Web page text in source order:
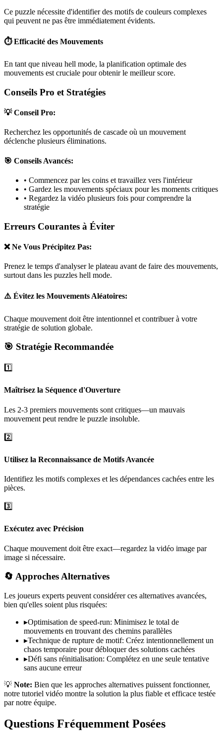
Ce puzzle nécessite d'identifier des motifs de couleurs complexes
qui peuvent ne pas être immédiatement évidents.
⏱️ Efficacité des Mouvements
En tant que niveau hell mode, la planification optimale des
mouvements est cruciale pour obtenir le meilleur score.
Conseils Pro et Stratégies
💡 Conseil Pro:
Recherchez les opportunités de cascade où un mouvement
déclenche plusieurs éliminations.
🎯 Conseils Avancés:
• Commencez par les coins et travaillez vers l'intérieur
• Gardez les mouvements spéciaux pour les moments critiques
• Regardez la vidéo plusieurs fois pour comprendre la
stratégie
Erreurs Courantes à Éviter
❌ Ne Vous Précipitez Pas:
Prenez le temps d'analyser le plateau avant de faire des mouvements,
surtout dans les puzzles hell mode.
⚠️ Évitez les Mouvements Aléatoires:
Chaque mouvement doit être intentionnel et contribuer à votre
stratégie de solution globale.
🎯 Stratégie Recommandée
1️⃣
Maîtrisez la Séquence d'Ouverture
Les 2-3 premiers mouvements sont critiques—un mauvais
mouvement peut rendre le puzzle insoluble.
2️⃣
Utilisez la Reconnaissance de Motifs Avancée
Identifiez les motifs complexes et les dépendances cachées entre les
pièces.
3️⃣
Exécutez avec Précision
Chaque mouvement doit être exact—regardez la vidéo image par
image si nécessaire.
🔄 Approches Alternatives
Les joueurs experts peuvent considérer ces alternatives avancées,
bien qu'elles soient plus risquées:
▸Optimisation de speed-run: Minimisez le total de
mouvements en trouvant des chemins parallèles
▸Technique de rupture de motif: Créez intentionnellement un
chaos temporaire pour débloquer des solutions cachées
▸Défi sans réinitialisation: Complétez en une seule tentative
sans aucune erreur
💡 Note: Bien que les approches alternatives puissent fonctionner,
notre tutoriel vidéo montre la solution la plus fiable et efficace testée
par notre équipe.
Questions Fréquemment Posées